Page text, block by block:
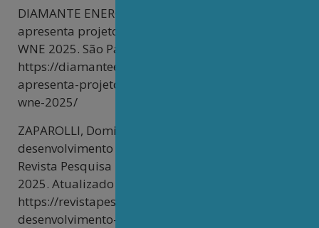
DIAMANTE ENERGIA. Diamante Energia
apresenta projeto do microrreator nuclear na
WNE 2025. São Paulo, 6 nov. 2025. Disponível em:
https://diamanteenergia.com/diamante-energia-
apresenta-projeto-de-microrreator-nuclear-na-
wne-2025/
ZAPAROLLI, Domingos. Brasil inicia o
desenvolvimento de microrreatores nucleares.
Revista Pesquisa FAPESP, São Paulo, ed. 353, jul.
2025. Atualizado em 11 ago. 2025. Disponível em:
https://revistapesquisa.fapesp.br/brasil-inicia-o-
desenvolvimento-de-microrreatores-nucleares/